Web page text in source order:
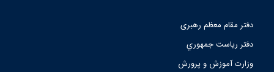
دفتر مقام معظم رهبری
دفتر رياست جمهوري
وزارت آموزش و پرورش